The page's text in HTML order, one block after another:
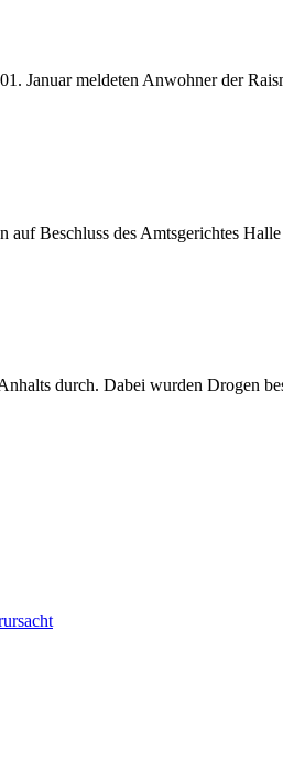
Januar meldeten Anwohner der
Beschluss des Amtsgerichtes
durch. Dabei wurden Drogen